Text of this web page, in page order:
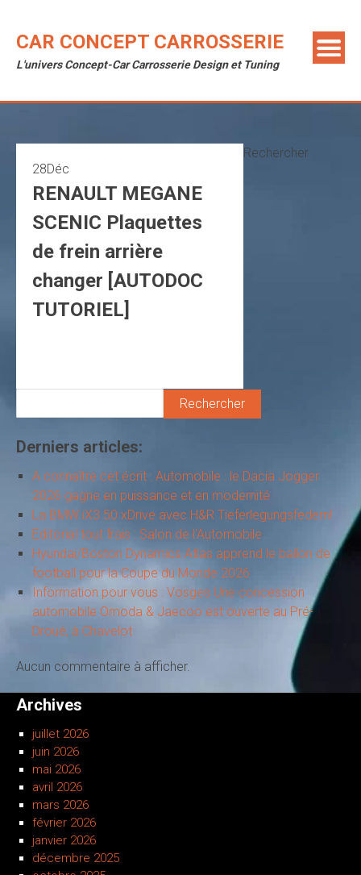
content
CAR CONCEPT CARROSSERIE
L'univers Concept-Car Carrosserie Design et Tuning
28Déc
RENAULT MEGANE
SCENIC Plaquettes
de frein arrière
changer [AUTODOC
TUTORIEL]
Rechercher
Rechercher
Derniers articles:
A connaître cet écrit : Automobile : le Dacia Jogger
2026 gagne en puissance et en modernité
La BMW iX3 50 xDrive avec H&R Tieferlegungsfedern!
Editorial tout frais : Salon de l’Automobile
Hyundai/Boston Dynamics Atlas apprend le ballon de
football pour la Coupe du Monde 2026
Information pour vous : Vosges Une concession
automobile Omoda & Jaecoo est ouverte au Pré-
Droué, à Chavelot
Aucun commentaire à afficher.
Archives
juillet 2026
juin 2026
mai 2026
avril 2026
mars 2026
février 2026
janvier 2026
décembre 2025